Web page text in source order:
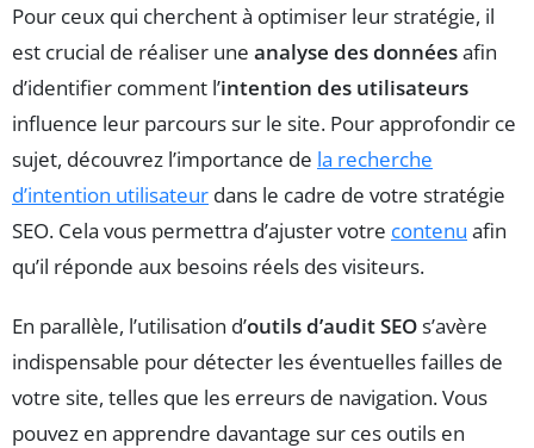
Pour ceux qui cherchent à optimiser leur stratégie, il
est crucial de réaliser une analyse des donnéesafin
d’identifier comment l’intention des utilisateurs
influence leur parcours sur le site. Pour approfondir ce
sujet, découvrez l’importance de la recherche
d’intention utilisateur dans le cadre de votre stratégie
SEO. Cela vous permettra d’ajuster votre contenu afin
qu’il réponde aux besoins réels des visiteurs.
En parallèle, l’utilisation d’outils d’audit SEOs’avère
indispensable pour détecter les éventuelles failles de
votre site, telles que les erreurs de navigation. Vous
pouvez en apprendre davantage sur ces outils en